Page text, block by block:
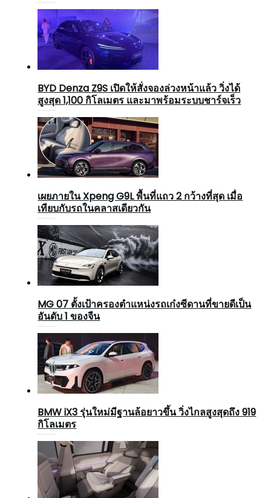
BYD Denza Z9S เปิดให้สั่งจองล่วงหน้าแล้ว วิ่งได้
สูงสุด 1,100 กิโลเมตร และมาพร้อมระบบชาร์จเร็ว
เผยภายใน Xpeng G9L พื้นที่แถว 2 กว้างที่สุด เมื่อ
เทียบกับรถในคลาสเดียวกัน
MG 07 ตั้งเป้าครองตำแหน่งรถเก๋งซีดานที่ขายดีเป็น
อันดับ 1 ของจีน
BMW iX3 รุ่นใหม่มีฐานล้อยาวขึ้น วิ่งไกลสูงสุดถึง 919
กิโลเมตร